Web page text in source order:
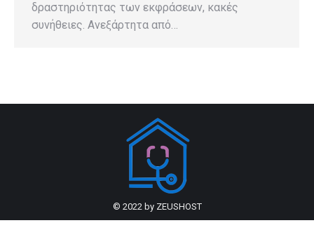
δραστηριότητας των εκφράσεων, κακές
συνήθειες. Ανεξάρτητα από…
© 2022 by ZEUSHOST